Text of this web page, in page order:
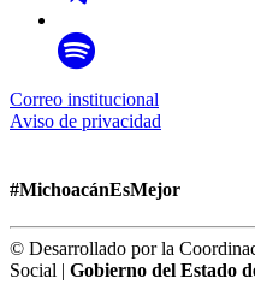
Correo institucional
Aviso de privacidad
#MichoacánEsMejor
© Desarrollado por la
Social | Gobierno del Estado